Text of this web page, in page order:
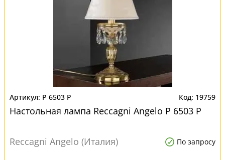
P 6503 P 19759
Настольная лампа Reccagni Angelo P 6503 P
Reccagni Angelo (Италия) По запросу